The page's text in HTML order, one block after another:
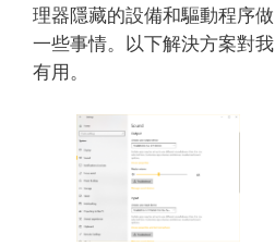
理器隱藏的設備和驅動程序做
一些事情。 以下解決方案對我
有用。